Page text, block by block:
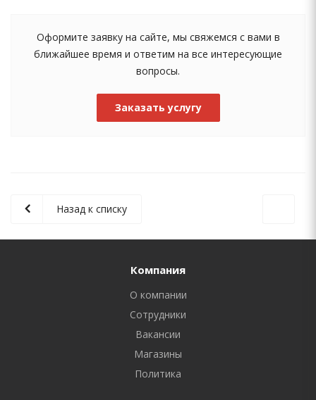
Оформите заявку на сайте, мы свяжемся с вами в
ближайшее время и ответим на все интересующие
вопросы.
Заказать услугу
Назад к списку
Компания
О компании
Сотрудники
Вакансии
Магазины
Политика